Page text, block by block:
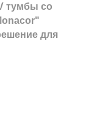
тумбы со
для